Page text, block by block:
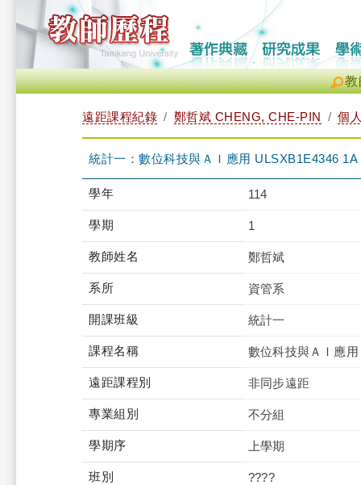
教
遠距課程紀錄 鄭哲斌 CHENG, CHE-PIN 個
統計一：數位科技與ＡＩ應用 ULSXB1E4346 1A
學年 114
學期 1
教師姓名 鄭哲斌
系所 資管系
開課班級 統計一
課程名稱 數位科技與ＡＩ應用
遠距課程別 非同步遠距
專業組別 不分組
學期序 上學期
班別 ????